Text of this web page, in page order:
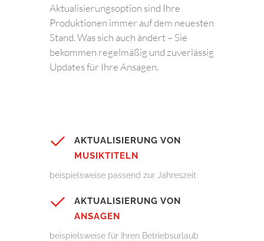
Aktualisierungsoption sind Ihre
Produktionen immer auf dem neuesten
Stand. Was sich auch ändert – Sie
bekommen regelmäßig und zuverlässig
Updates für Ihre Ansagen.
AKTUALISIERUNG VON
MUSIKTITELN
beispielsweise passend zur Jahreszeit
AKTUALISIERUNG VON
ANSAGEN
beispielsweise für Ihren Betriebsurlaub